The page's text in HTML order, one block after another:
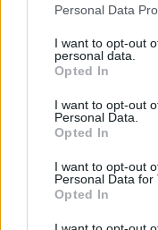
Personal Data
I want to opt-out
personal data.
Opted In
I want to opt-out
Personal Data.
Opted In
I want to opt-out
Personal Data for
Opted In
vaikus: jiems kilusi
Žinios | Lietuvos diena
Vaizdai iš tragiškos
vaiko gyvybių
Nufilmavo, kaip